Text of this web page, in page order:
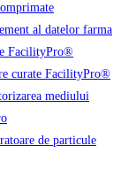
al datelor farma
FacilityPro®
curate FacilityPro®
mediului
de particule